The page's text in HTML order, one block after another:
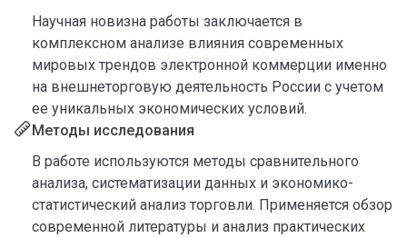
Научная новизна работы заключается в
комплексном анализе влияния современных
мировых трендов электронной коммерции именно
на внешнеторговую деятельность России с учетом
ее уникальных экономических условий.
Методы исследования
В работе используются методы сравнительного
анализа, систематизации данных и экономико-
статистический анализ торговли. Применяется обзор
современной литературы и анализ практических